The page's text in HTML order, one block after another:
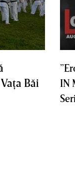
Băi
IN